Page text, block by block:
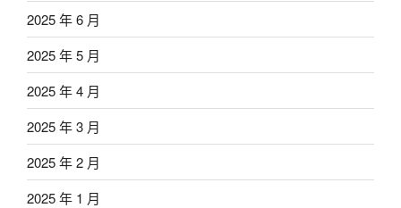
2025 年 6 月
2025 年 5 月
2025 年 4 月
2025 年 3 月
2025 年 2 月
2025 年 1 月